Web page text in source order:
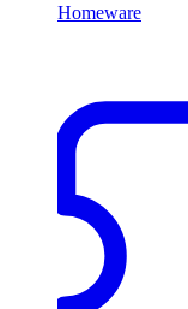
Homeware